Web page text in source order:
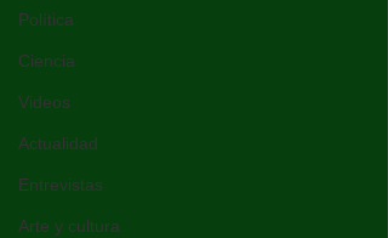
Política
Ciencia
Videos
Actualidad
Entrevistas
Arte y cultura